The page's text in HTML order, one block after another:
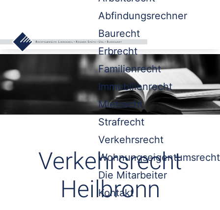
Abfindungsrechner
Baurecht
Erbrecht
Familienrecht
Immobilienrecht
Mietrecht
Strafrecht
Verkehrsrecht
Wohnungseigentumsrecht
Die Mitarbeiter
Kontakt
Verkehrsrecht
Heilbronn